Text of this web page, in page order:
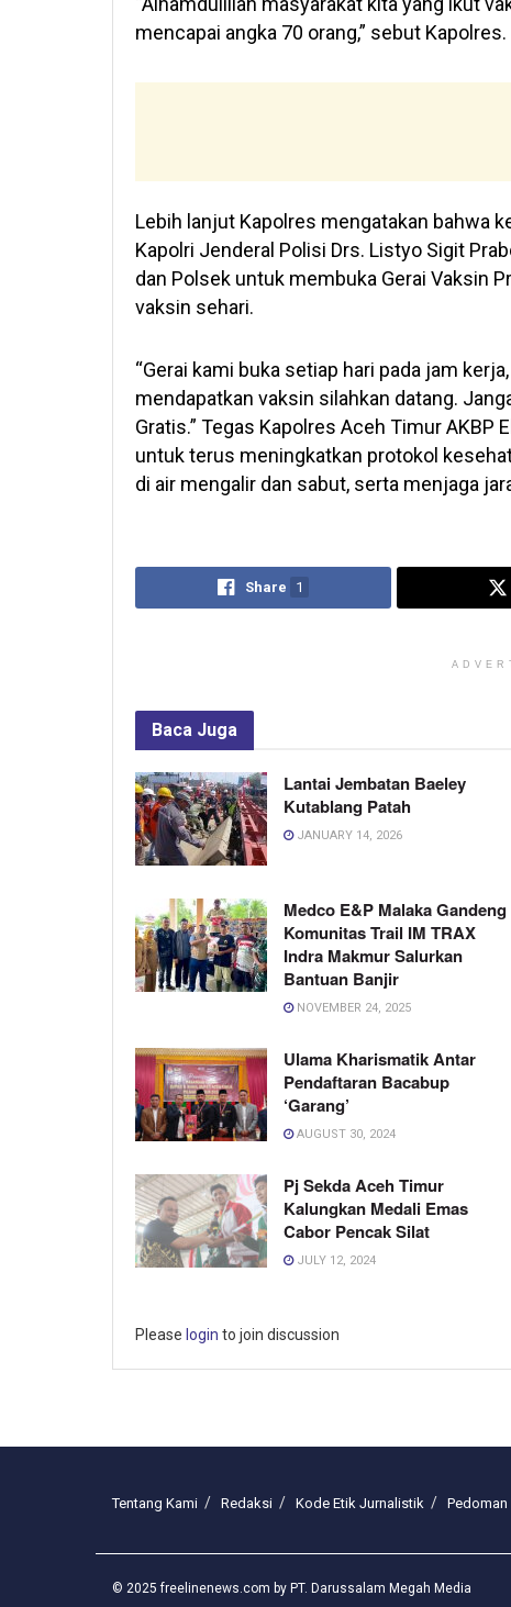
mencapai angka 70 orang,” sebut Kapolres.
Lebih lanjut Kapolres mengatakan bahwa
Kapolri Jenderal Polisi Drs. Listyo Sigit
dan Polsek untuk membuka Gerai Vaksin
vaksin sehari.
“Gerai kami buka setiap hari pada jam
mendapatkan vaksin silahkan datang.
Gratis.” Tegas Kapolres Aceh Timur
untuk terus meningkatkan protokol
di air mengalir dan sabut, serta menjaga
Share 1
Baca Juga
Lantai Jembatan Baeley
Kutablang Patah
JANUARY 14, 2026
Medco E&P Malaka Gandeng
Komunitas Trail IM TRAX
Indra Makmur Salurkan
Bantuan Banjir
NOVEMBER 24, 2025
Ulama Kharismatik Antar
Pendaftaran Bacabup
‘Garang’
AUGUST 30, 2024
Pj Sekda Aceh Timur
Kalungkan Medali Emas
Cabor Pencak Silat
JULY 12, 2024
Please login to join discussion
Tentang Kami Redaksi Kode Etik Jurnalistik
© 2025 freelinenews.com by PT. Darussalam Megah Media